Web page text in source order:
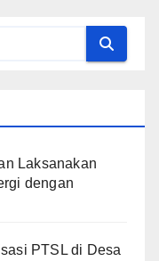
Laksanakan
dengan
PTSL di Desa